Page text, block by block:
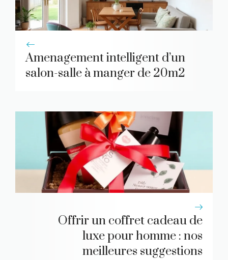
Amenagement intelligent d’un
salon-salle à manger de 20m2
Offrir un coffret cadeau de
luxe pour homme : nos
meilleures suggestions